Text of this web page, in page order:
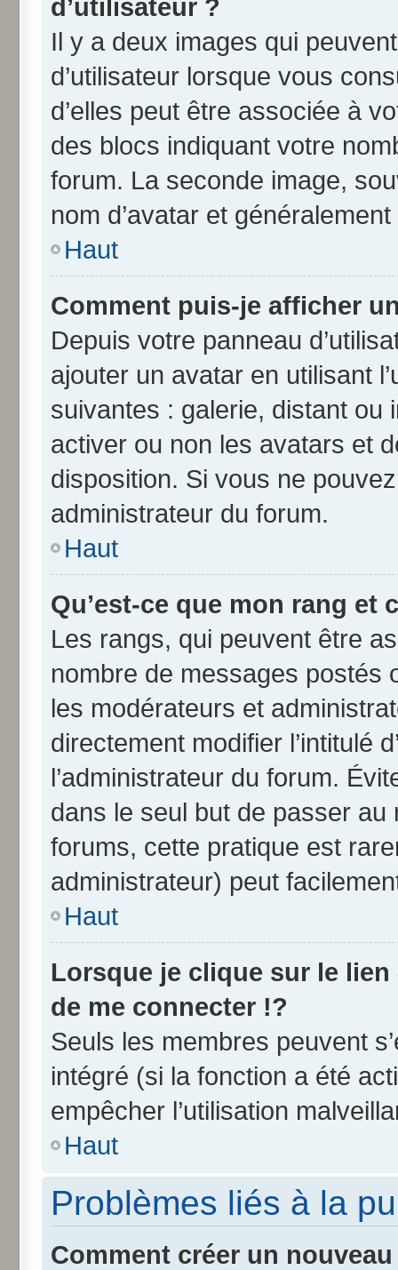
d’utilisateur ?
Il y a deux images qui
d’utilisateur lorsque vous
d’elles peut être associée à
des blocs indiquant votre
forum. La seconde image,
nom d’avatar et
Haut
Comment puis-je afficher
Depuis votre panneau
ajouter un avatar en utilisant
suivantes : galerie, distant ou
activer ou non les avatars et
disposition. Si vous ne
administrateur du forum.
Haut
Qu’est-ce que mon rang et
Les rangs, qui peuvent être
nombre de messages postés
les modérateurs et
directement modifier l’intitulé
l’administrateur du forum.
dans le seul but de passer
forums, cette pratique est
administrateur) peut
Haut
Lorsque je clique sur le lien
de me connecter !?
Seuls les membres peuvent
intégré (si la fonction a été
empêcher l’utilisation
Haut
Problèmes liés à la
Comment créer un